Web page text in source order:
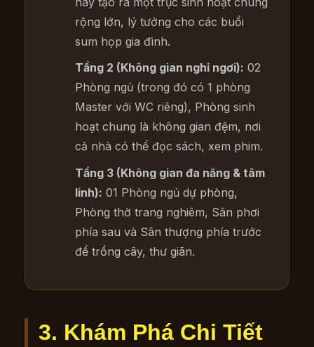
rộng lớn, lý tưởng cho các buổi
sum họp gia đình.
Tầng 2 (Không gian nghỉ ngơi): 02
Phòng ngủ (trong đó có 1 phòng
Master với WC riêng), Phòng sinh
hoạt chung là không gian đệm, nơi
cả nhà có thể đọc sách, xem phim.
Tầng 3 (Không gian đa năng & tâm
linh): 01 Phòng ngủ dự phòng,
Phòng thờ trang nghiêm, Sân phơi
phía sau và Sân thượng phía trước
để trồng cây, thư giãn.
3. Khám Phá Chi Tiết